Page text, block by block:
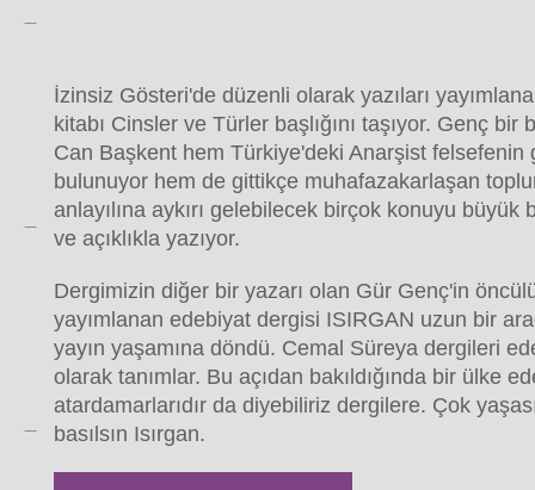
İzinsiz Gösteri'de düzenli olarak yazıları
kitabı Cinsler ve Türler başlığını taşıyor. Genç bir
Can Başkent hem Türkiye'deki Anarşist felsefenin
bulunuyor hem de gittikçe muhafazakarlaşan
anlayılına aykırı gelebilecek birçok konuyu büyük
ve açıklıkla yazıyor.
Dergimizin diğer bir yazarı olan Gür Genç'in
yayımlanan edebiyat dergisi ISIRGAN uzun bir
yayın yaşamına döndü. Cemal Süreya dergileri
olarak tanımlar. Bu açıdan bakıldığında bir ülke
atardamarlarıdır da diyebiliriz dergilere. Çok
basılsın Isırgan.